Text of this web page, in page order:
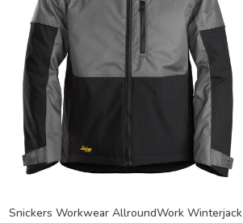
Snickers Workwear AllroundWork Winterjack